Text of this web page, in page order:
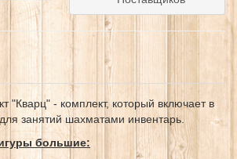
"Кварц" - комплект, который включает в
занятий шахматами инвентарь.
большие: